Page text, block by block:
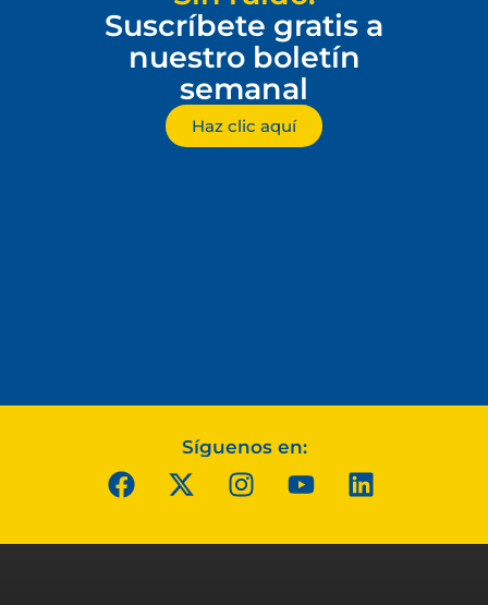
Suscríbete gratis a
nuestro boletín
semanal
Haz clic aquí
Síguenos en: